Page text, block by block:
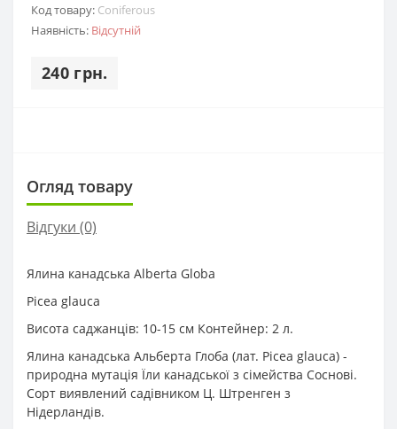
Код товару: Coniferous
Наявність: Відсутній
240 грн.
Огляд товару
Відгуки (0)
Ялина канадська Alberta Globa
Picea glauca
Висота саджанців: 10-15 см Контейнер: 2 л.
Ялина канадська Альберта Глоба (лат. Picea glauca) -
природна мутація Їли канадської з сімейства Соснові.
Сорт виявлений садівником Ц. Штренген з
Нідерландів.